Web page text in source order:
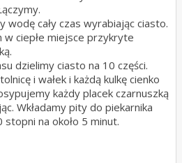
wodę cały czas wyrabiając ciasto.
w ciepłe miejsce przykryte
dzielimy ciasto na 10 części.
i wałek i każdą kulkę cienko
każdy placek czarnuszką
Wkładamy pity do piekarnika
na około 5 minut.